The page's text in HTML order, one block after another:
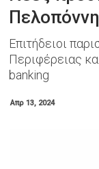
Επιτήδειοι
Περιφέρειας
banking
Απρ 13, 2024